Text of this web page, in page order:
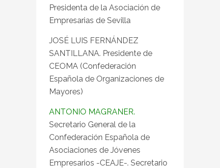
Presidenta de la Asociación de
Empresarias de Sevilla
JOSÉ LUIS FERNÁNDEZ
SANTILLANA. Presidente de
CEOMA (Confederación
Española de Organizaciones de
Mayores)
ANTONIO MAGRANER.
Secretario General de la
Confederación Española de
Asociaciones de Jóvenes
Empresarios -CEAJE-. Secretario